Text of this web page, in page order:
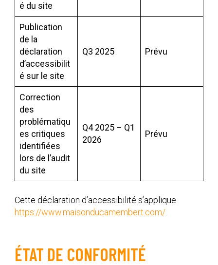
é du site
Publication
de la
déclaration
d’accessibilit
é sur le site
Q3 2025 Prévu
Correction
des
problématiqu
es critiques
identifiées
lors de l’audit
du site
Q4 2025 – Q1
2026
Prévu
Cette déclaration d’accessibilité s’applique
https://www.maisonducamembert.com/
ÉTAT DE CONFORMITÉ